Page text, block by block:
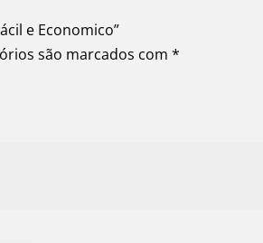
e Economico”
são marcados com*